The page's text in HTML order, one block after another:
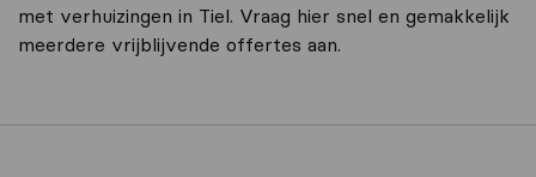
met verhuizingen in Tiel. Vraag hier snel en gemakkelijk
meerdere vrijblijvende offertes aan.